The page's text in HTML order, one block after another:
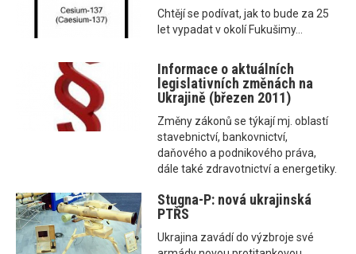
Chtějí se podívat, jak to bude za 25
let vypadat v okolí Fukušimy...
Informace o aktuálních
legislativních změnách na
Ukrajině (březen 2011)
Změny zákonů se týkají mj. oblastí
stavebnictví, bankovnictví,
daňového a podnikového práva,
dále také zdravotnictví a energetiky.
Stugna-P: nová ukrajinská
PTŘS
Ukrajina zavádí do výzbroje své